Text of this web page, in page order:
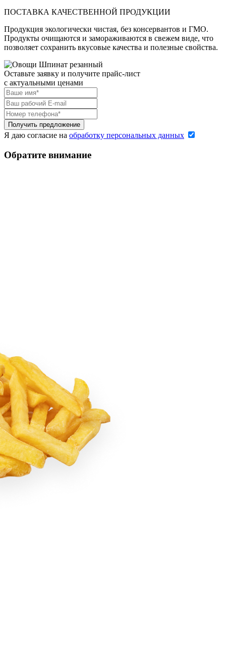
ПОСТАВКА КАЧЕСТВЕННОЙ ПРОДУКЦИИ
Продукция экологически чистая, без консервантов и ГМО.
Продукты очищаются и замораживаются в свежем виде, что
позволяет сохранить вкусовые качества и полезные свойства.
Оставьте заявку и получите прайс-лист
c актуальными ценами
Я даю согласие на обработку персональных данных
Обратите внимание